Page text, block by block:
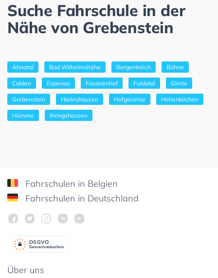
Suche Fahrschule in der
Nähe von Grebenstein
Ahnatal Bad Wilhelmshöhe Borgentreich Bühne
Calden Espenau Fasanenhof Fuldatal Gimte
Grebenstein Harleshausen Hofgeismar Hohenkirchen
Hümme Ihringshausen
Fahrschulen in Belgien
Fahrschulen in Deutschland
Datenschutzkonform
DSGVO
Über uns